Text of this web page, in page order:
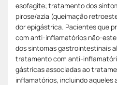
esofagite; tratamento dos
pirose/azia (queimação
dor epigástrica. Pacientes que
com anti-inflamatórios não-
dos sintomas gastrointestinais
tratamento com anti-
gástricas associadas ao
inflamatórios, incluindo